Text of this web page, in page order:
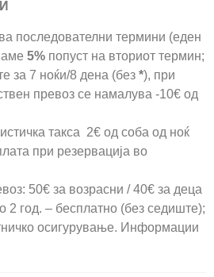
последователни термини (еден
5% попуст на вториот термин;
за 7 ноќи/8 дена (без *), при
превоз се намалува -10€ од
такса 2€ од соба од ноќ
при резервација во
50€ за возрасни / 40€ за деца
2 год. – бесплатно (без седиште);
осигурување. Информации